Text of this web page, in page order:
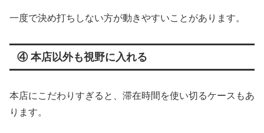
一度で決め打ちしない方が動きやすいことがあります。
④ 本店以外も視野に入れる
本店にこだわりすぎると、滞在時間を使い切るケースもあ
ります。